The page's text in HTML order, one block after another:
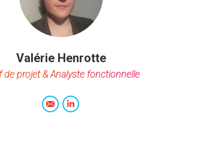
Valérie Henrotte
de projet & Analyste fonctionnelle
E-
LinkedIn